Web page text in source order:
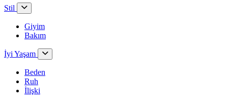
Stil
Giyim
Bakım
İyi Yaşam
Beden
Ruh
İlişki